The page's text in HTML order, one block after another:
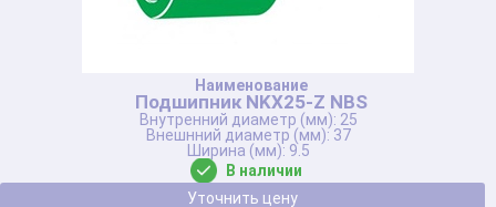
Подшипник NKX25-Z NBS
25
37
9.5
В наличии
Уточнить цену